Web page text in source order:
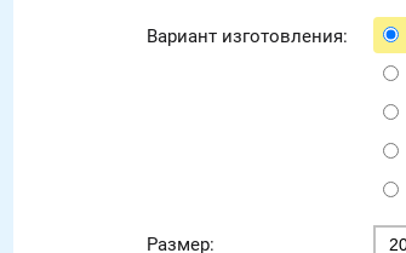
Вариант изготовления:
Размер: